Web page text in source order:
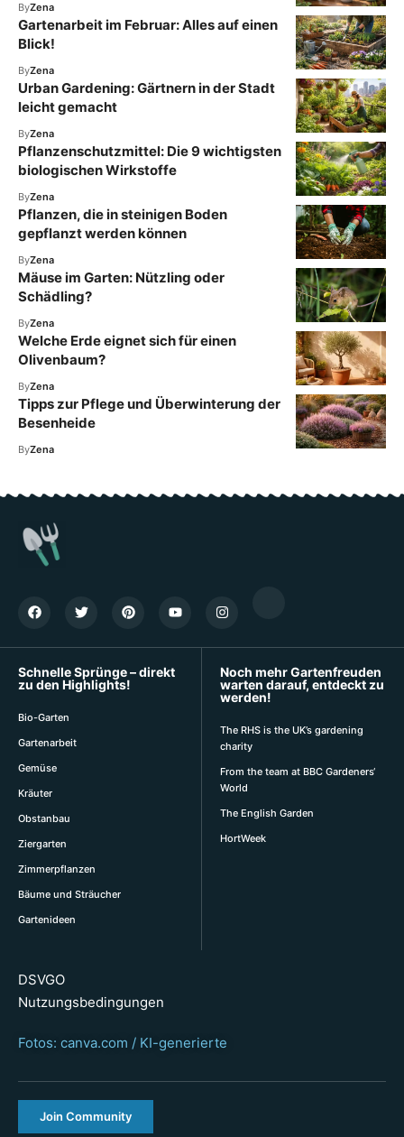
ByZena
Gartenarbeit im Februar: Alles auf einen
Blick!
ByZena
Urban Gardening: Gärtnern in der Stadt
leicht gemacht
ByZena
Pflanzenschutzmittel: Die 9 wichtigsten
biologischen Wirkstoffe
ByZena
Pflanzen, die in steinigen Boden
gepflanzt werden können
ByZena
Mäuse im Garten: Nützling oder
Schädling?
ByZena
Welche Erde eignet sich für einen
Olivenbaum?
ByZena
Tipps zur Pflege und Überwinterung der
Besenheide
ByZena
Schnelle Sprünge – direkt
zu den Highlights!
Bio-Garten
Gartenarbeit
Gemüse
Kräuter
Obstanbau
Ziergarten
Zimmerpflanzen
Bäume und Sträucher
Gartenideen
Noch mehr Gartenfreuden
warten darauf, entdeckt zu
werden!
The RHS is the UK’s gardening
charity
From the team at BBC Gardeners‘
World
The English Garden
HortWeek
DSVGO
Nutzungsbedingungen
Fotos: canva.com / KI-generierte
Join Community